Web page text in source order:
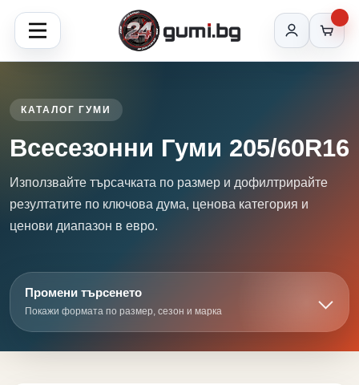
КАТАЛОГ ГУМИ
Всесезонни Гуми 205/60R16
Използвайте търсачката по размер и дофилтрирайте
резултатите по ключова дума, ценова категория и
ценови диапазон в евро.
Промени търсенето
Покажи формата по размер, сезон и марка